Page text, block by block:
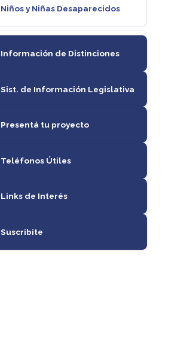
Niños y Niñas Desaparecidos
Información de Distinciones
Sist. de Información Legislativa
Presentá tu proyecto
Teléfonos Útiles
Links de Interés
Suscribite